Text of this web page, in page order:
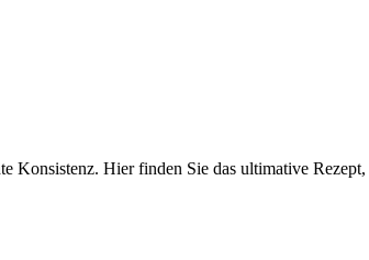
Konsistenz. Hier finden Sie das ultimative Rezept,